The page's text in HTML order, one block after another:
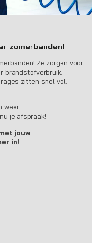
zomerbanden!
Ze zorgen voor
brandstofverbruik.
zitten snel vol.
weer
je afspraak!
jouw
in!